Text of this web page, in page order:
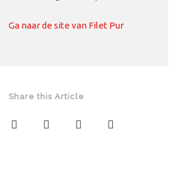
Ga naar de site van Filet Pur
Share this Article